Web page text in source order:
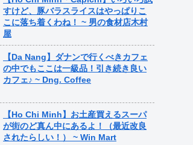
すけど、豚バラスライスはやっぱりこ
こに落ち着くわね！ ~ 男の食材店木村
屋
【Da Nang】ダナンで行くべきカフェ
の中でもここは一級品！引き続き良い
カフェ♪ ~ Dng. Coffee
【Ho Chi Minh】お土産買えるスーパ
が街のど真ん中にあるよ！（最近改良
されたらしい！） ~ Win Mart